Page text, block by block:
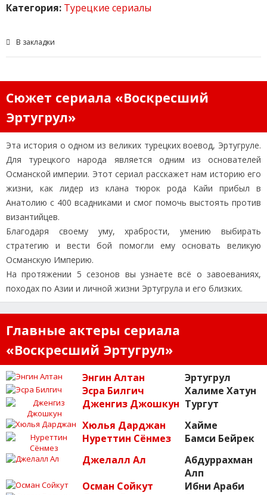
Категория: Турецкие сериалы
В закладки
Сюжет сериала «Воскресший
Эртугрул»
Эта история о одном из великих турецких воевод, Эртугруле.
Для турецкого народа является одним из основателей
Османской империи. Этот сериал расскажет нам историю его
жизни, как лидер из клана тюрок рода Кайи прибыл в
Анатолию с 400 всадниками и смог помочь выстоять против
византийцев.
Благодаря своему уму, храбрости, умению выбирать
стратегию и вести бой помогли ему основать великую
Османскую Империю.
На протяжении 5 сезонов вы узнаете всё о завоеваниях,
походах по Азии и личной жизни Эртугрула и его близких.
Главные актеры сериала
«Воскресший Эртугрул»
Энгин Алтан
Эртугрул
Эсра Билгич
Халиме Хатун
Дженгиз Джошкун Тургут
Хюлья Дарджан
Хайме
Нуреттин Сёнмез
Бамси Бейрек
Джелалл Ал
Абдуррахман
Алп
Осман Сойкут
Ибни Араби